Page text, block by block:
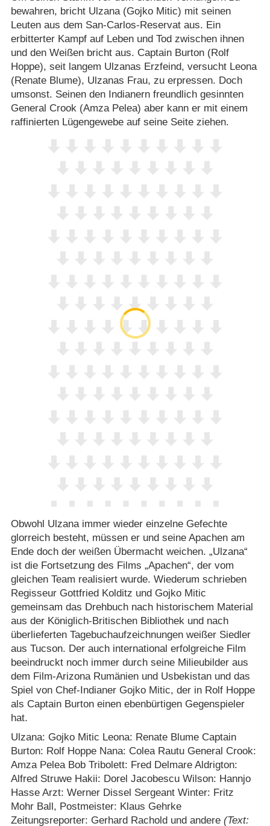
bewahren, bricht Ulzana (Gojko Mitic) mit seinen
Leuten aus dem San-Carlos-Reservat aus. Ein
erbitterter Kampf auf Leben und Tod zwischen ihnen
und den Weißen bricht aus. Captain Burton (Rolf
Hoppe), seit langem Ulzanas Erzfeind, versucht Leona
(Renate Blume), Ulzanas Frau, zu erpressen. Doch
umsonst. Seinen den Indianern freundlich gesinnten
General Crook (Amza Pelea) aber kann er mit einem
raffinierten Lügengewebe auf seine Seite ziehen.
Obwohl Ulzana immer wieder einzelne Gefechte
glorreich besteht, müssen er und seine Apachen am
Ende doch der weißen Übermacht weichen. „Ulzana“
ist die Fortsetzung des Films „Apachen“, der vom
gleichen Team realisiert wurde. Wiederum schrieben
Regisseur Gottfried Kolditz und Gojko Mitic
gemeinsam das Drehbuch nach historischem Material
aus der Königlich-Britischen Bibliothek und nach
überlieferten Tagebuchaufzeichnungen weißer Siedler
aus Tucson. Der auch international erfolgreiche Film
beeindruckt noch immer durch seine Milieubilder aus
dem Film-Arizona Rumänien und Usbekistan und das
Spiel von Chef-Indianer Gojko Mitic, der in Rolf Hoppe
als Captain Burton einen ebenbürtigen Gegenspieler
hat.
Ulzana: Gojko Mitic Leona: Renate Blume Captain
Burton: Rolf Hoppe Nana: Colea Rautu General Crook:
Amza Pelea Bob Tribolett: Fred Delmare Aldrigton:
Alfred Struwe Hakii: Dorel Jacobescu Wilson: Hannjo
Hasse Arzt: Werner Dissel Sergeant Winter: Fritz
Mohr Ball, Postmeister: Klaus Gehrke
Zeitungsreporter: Gerhard Rachold und andere (Text: